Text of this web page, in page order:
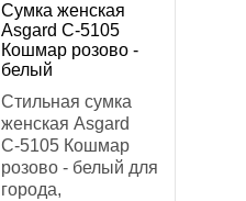
Сумка женская
Asgard С-5105
Кошмар розово -
белый
Стильная сумка
женская Asgard
С-5105 Кошмар
розово - белый для
города,